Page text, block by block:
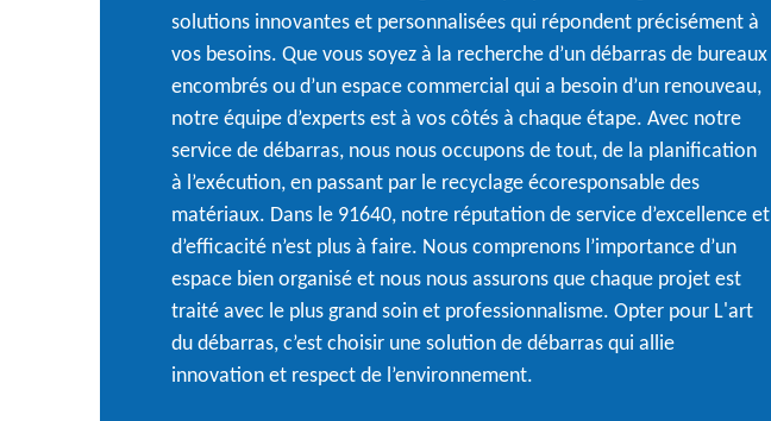
solutions innovantes et personnalisées qui répondent précisément à
vos besoins. Que vous soyez à la recherche d’un débarras de bureaux
encombrés ou d’un espace commercial qui a besoin d’un renouveau,
notre équipe d’experts est à vos côtés à chaque étape. Avec notre
service de débarras, nous nous occupons de tout, de la planification
à l’exécution, en passant par le recyclage écoresponsable des
matériaux. Dans le 91640, notre réputation de service d’excellence et
d’efficacité n’est plus à faire. Nous comprenons l’importance d’un
espace bien organisé et nous nous assurons que chaque projet est
traité avec le plus grand soin et professionnalisme. Opter pour L'art
du débarras, c’est choisir une solution de débarras qui allie
innovation et respect de l’environnement.